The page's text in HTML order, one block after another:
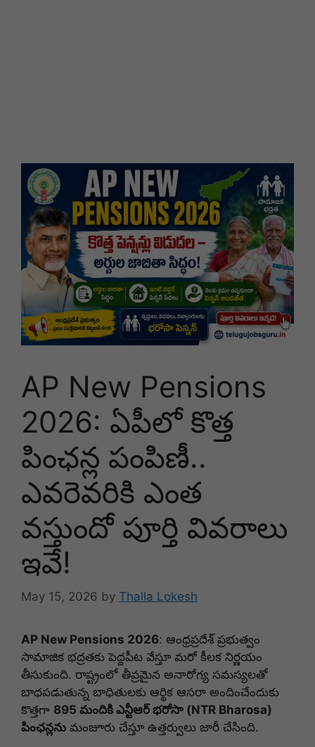
AP New Pensions
2026: ఏపీలో కొత్త
పింఛన్ల పంపిణీ..
ఎవరెవరికి ఎంత
వస్తుందో పూర్తి వివరాలు
ఇవే!
May 15, 2026 by Thalla Lokesh
AP New Pensions 2026: ఆంధ్రప్రదేశ్ ప్రభుత్వం
సామాజిక భద్రతకు పెద్దపీట వేస్తూ మరో కీలక నిర్ణయం
తీసుకుంది. రాష్ట్రంలో తీవ్రమైన అనారోగ్య సమస్యలతో
బాధపడుతున్న బాధితులకు ఆర్థిక ఆసరా అందించేందుకు
కొత్తగా 895 మందికి ఎన్టీఆర్ భరోసా (NTR Bharosa)
పింఛన్లను మంజూరు చేస్తూ ఉత్తర్వులు జారీ చేసింది.